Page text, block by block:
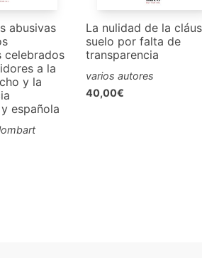
abusivas
celebrados
a la
y la
española
La nulidad de la
suelo por falta de
transparencia
varios autores
40,00€